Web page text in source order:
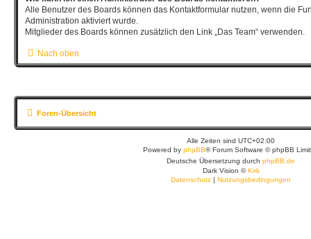
Alle Benutzer des Boards können das Kontaktformular nutzen, wenn die
Administration aktiviert wurde.
Mitglieder des Boards können zusätzlich den Link „Das Team“ verwenden.
Nach oben
Foren-Übersicht
Alle Zeiten sind UTC+02:00
Powered by phpBB® Forum Software © phpBB
Deutsche Übersetzung durch phpBB.de
Dark Vision ©Kirk
Datenschutz | Nutzungsbedingungen